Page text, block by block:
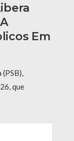
Em
que